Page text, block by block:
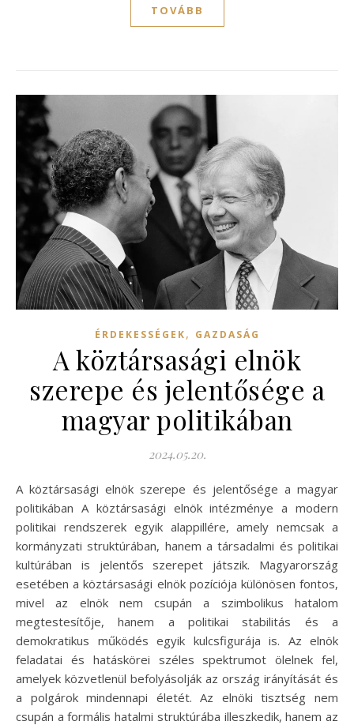
TOVÁBB
ÉRDEKESSÉGEK, GAZDASÁG
A köztársasági elnök
szerepe és jelentősége a
magyar politikában
2024.05.20.
A köztársasági elnök szerepe és jelentősége a magyar
politikában A köztársasági elnök intézménye a modern
politikai rendszerek egyik alappillére, amely nemcsak a
kormányzati struktúrában, hanem a társadalmi és politikai
kultúrában is jelentős szerepet játszik. Magyarország
esetében a köztársasági elnök pozíciója különösen fontos,
mivel az elnök nem csupán a szimbolikus hatalom
megtestesítője, hanem a politikai stabilitás és a
demokratikus működés egyik kulcsfigurája is. Az elnök
feladatai és hatáskörei széles spektrumot ölelnek fel,
amelyek közvetlenül befolyásolják az ország irányítását és
a polgárok mindennapi életét. Az elnöki tisztség nem
csupán a formális hatalmi struktúrába illeszkedik, hanem az